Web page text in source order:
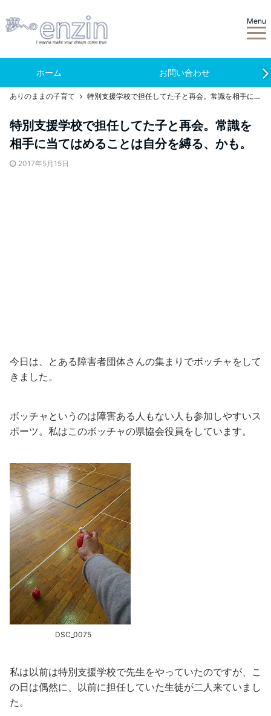
Menu
ホーム お問い合わせ
ありのままの子育て 特別支援学校で担任してた子と再会。常識を相手に当てはめることは自分を縛る、かも。
特別支援学校で担任してた子と再会。常識を
相手に当てはめることは自分を縛る、かも。
2017年5月15日
今日は、とある障害者団体さんの集まりでボッチャをして
きました。
ボッチャというのは障害ある人もない人も参加しやすいス
ポーツ。私はこのボッチャの県協会役員をしています。
DSC_0075
私は以前は特別支援学校で先生をやっていたのですが、こ
の日は偶然に、以前に担任していた生徒が二人来ていまし
た。